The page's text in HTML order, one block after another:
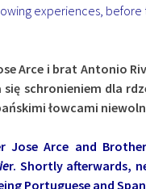
experiences,
Arce i brat Antonio
się schronieniem dla
łowcami
Jose Arce and
r. Shortly afterwards,
Portuguese and